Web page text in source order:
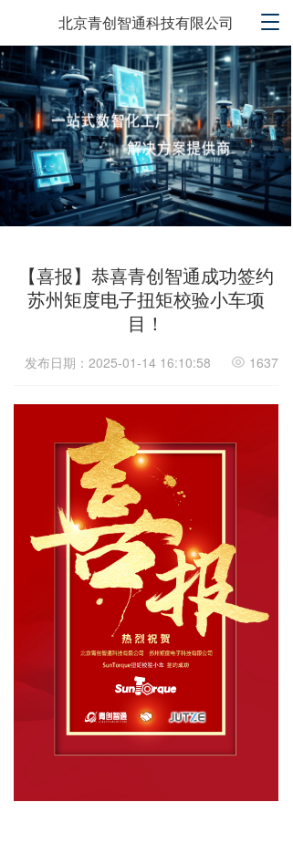
T
g
g
l
e
n
a
v
i
g
a
o
北京青创智通科技有限公司
【喜报】恭喜青创智通成功签约
苏州矩度电子扭矩校验小车项
目！
发布日期：2025-01-14 16:10:58 1637